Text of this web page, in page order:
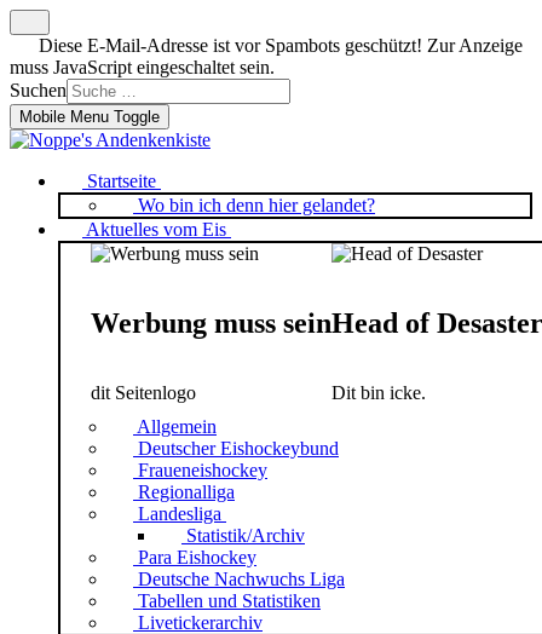
Diese E-Mail-Adresse ist vor Spambots geschützt! Zur Anzeige
muss JavaScript eingeschaltet sein.
Suchen
Mobile Menu Toggle
Startseite
Wo bin ich denn hier gelandet?
Aktuelles vom Eis
Werbung muss sein
dit Seitenlogo
Head of Desaster
Dit bin icke.
Allgemein
Deutscher Eishockeybund
Fraueneishockey
Regionalliga
Landesliga
Statistik/Archiv
Para Eishockey
Deutsche Nachwuchs Liga
Tabellen und Statistiken
Livetickerarchiv